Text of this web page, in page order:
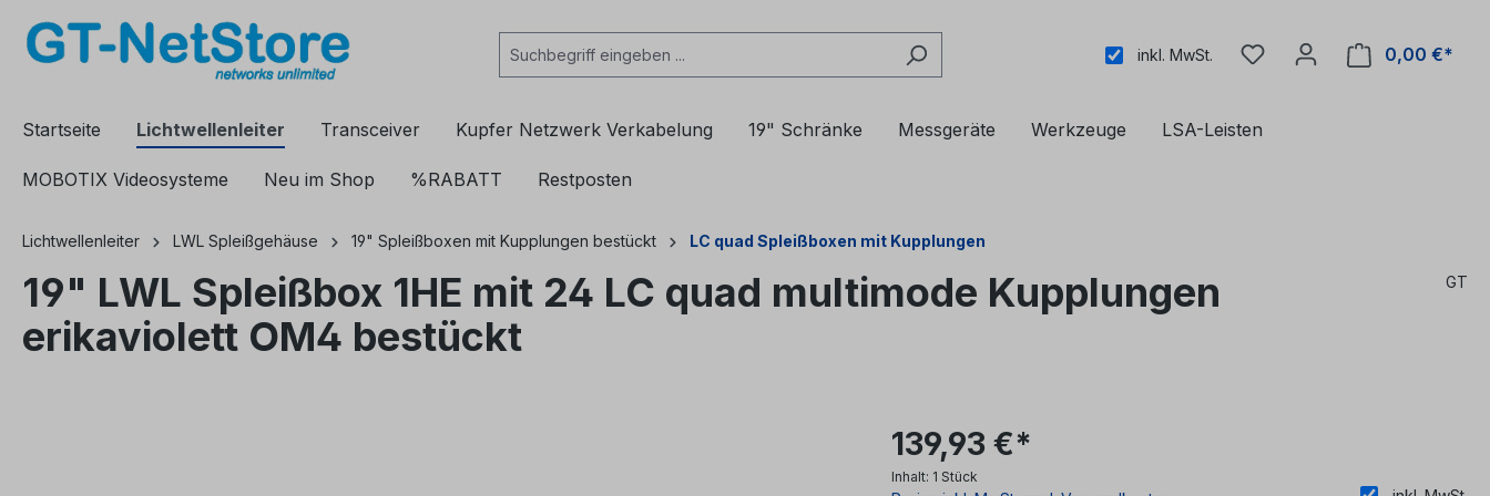
Zur Hauptnavigation springen
inkl. MwSt.
0,00 €*
Startseite Lichtwellenleiter Transceiver Kupfer Netzwerk Verkabelung 19" Schränke Messgeräte Werkzeuge LSA-Leisten
MOBOTIX Videosysteme Neu im Shop %RABATT Restposten
Lichtwellenleiter LWL Spleißgehäuse 19" Spleißboxen mit Kupplungen bestückt LC quad Spleißboxen mit Kupplungen
19" LWL Spleißbox 1HE mit 24 LC quad multimode Kupplungen
erikaviolett OM4 bestückt
GT
139,93 €*
Inhalt: 1 Stück